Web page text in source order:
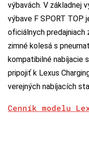
výbavách. V základnej
výbave F SPORT TOP
oficiálnych predajniach
zimné kolesá s
kompatibilné nabíjacie
pripojiť k Lexus
verejných nabíjacích
Cenník modelu